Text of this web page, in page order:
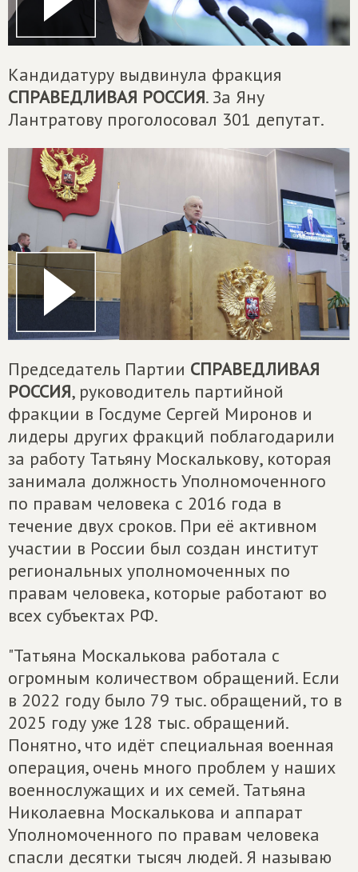
Кандидатуру выдвинула фракция
СПРАВЕДЛИВАЯ РОССИЯ. За Яну
Лантратову проголосовал 301 депутат.
Председатель Партии СПРАВЕДЛИВАЯ
РОССИЯ, руководитель партийной
фракции в Госдуме Сергей Миронов и
лидеры других фракций поблагодарили
за работу Татьяну Москалькову, которая
занимала должность Уполномоченного
по правам человека с 2016 года в
течение двух сроков. При её активном
участии в России был создан институт
региональных уполномоченных по
правам человека, которые работают во
всех субъектах РФ.
"Татьяна Москалькова работала с
огромным количеством обращений. Если
в 2022 году было 79 тыс. обращений, то в
2025 году уже 128 тыс. обращений.
Понятно, что идёт специальная военная
операция, очень много проблем у наших
военнослужащих и их семей. Татьяна
Николаевна Москалькова и аппарат
Уполномоченного по правам человека
спасли десятки тысяч людей. Я называю